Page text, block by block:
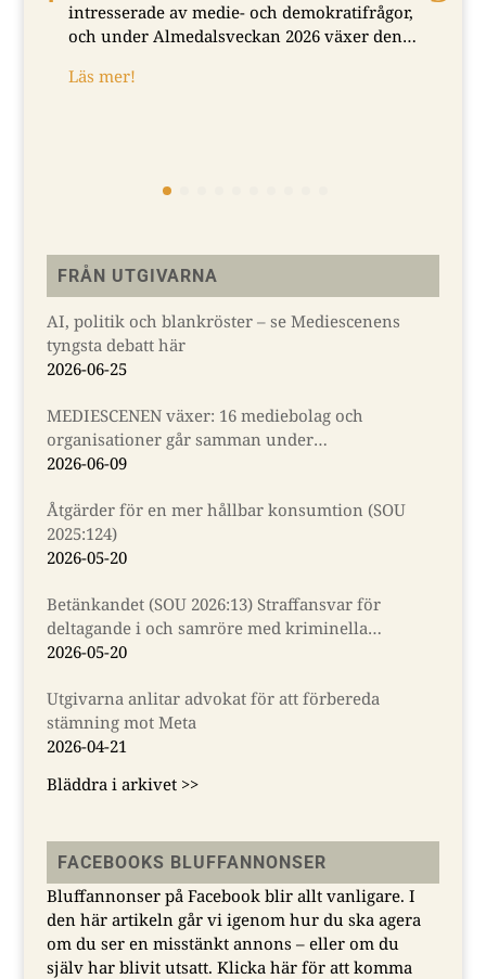
intresserade av medie- och demokratifrågor,
och under Almedalsveckan 2026 växer den…
Läs mer!
FRÅN UTGIVARNA
AI, politik och blankröster – se Mediescenens
tyngsta debatt här
2026-06-25
MEDIESCENEN växer: 16 mediebolag och
organisationer går samman under
Almedalsveckan
2026-06-09
Åtgärder för en mer hållbar konsumtion (SOU
2025:124)
2026-05-20
Betänkandet (SOU 2026:13) Straffansvar för
deltagande i och samröre med kriminella
sammanslutningar
2026-05-20
Utgivarna anlitar advokat för att förbereda
stämning mot Meta
2026-04-21
Bläddra i arkivet >>
FACEBOOKS BLUFFANNONSER
Bluffannonser på Facebook blir allt vanligare. I
den här artikeln går vi igenom hur du ska agera
om du ser en misstänkt annons – eller om du
själv har blivit utsatt. Klicka här för att komma